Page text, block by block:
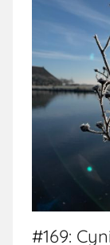
#169: